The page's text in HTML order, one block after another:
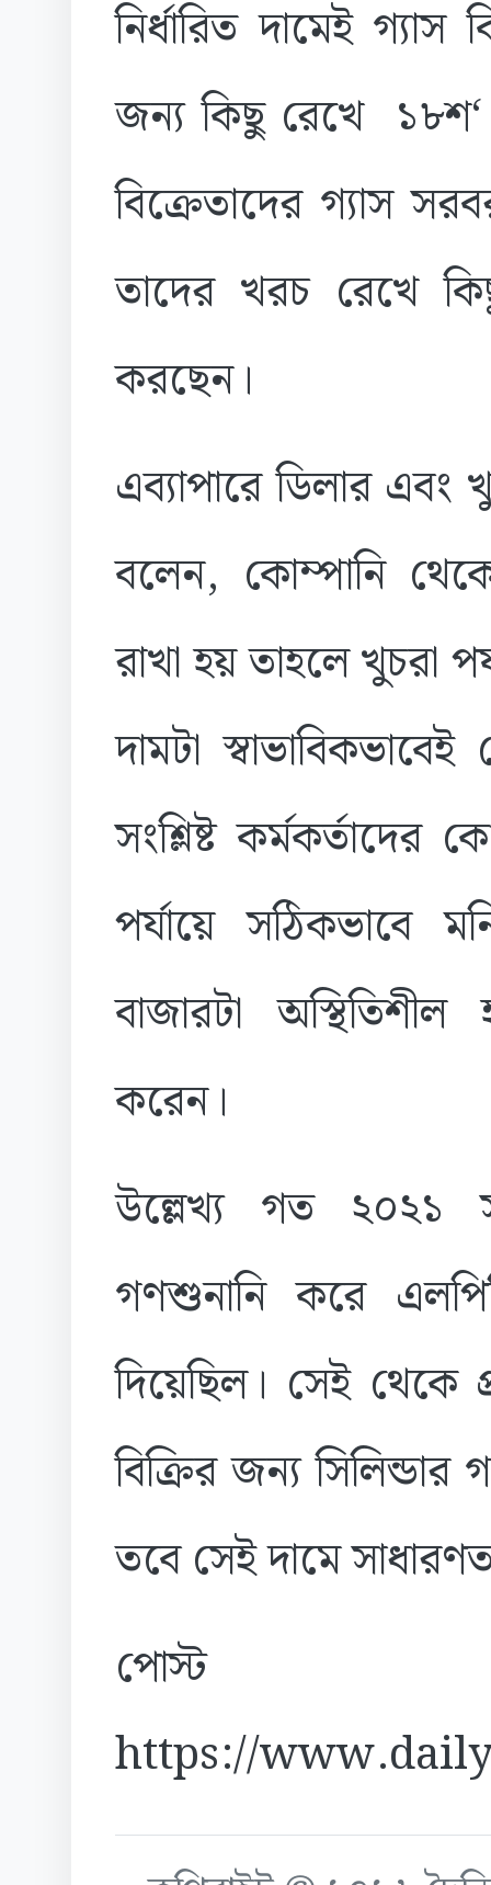
নির্ধারিত দামেই
জন্য কিছু রেখে ১৮শ‘
বিক্রেতাদের গ্যাস
তাদের খরচ রেখে
করছেন।
এব্যাপারে ডিলার এবং
বলেন, কোম্পানি
রাখা হয় তাহলে খুচরা
দামটা
সংশ্লিষ্ট কর্মকর্তাদের
পর্যায়ে সঠিকভাবে
বাজারটা
করেন।
উল্লেখ্য গত ২০২১
গণশুনানি করে
দিয়েছিল। সেই থেকে
বিক্রির জন্য সিলিন্ডার
তবে সেই দামে
https://